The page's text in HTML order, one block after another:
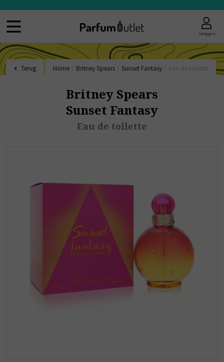
Inloggen
Terug Home Britney Spears Sunset Fantasy
Britney Spears
Sunset Fantasy
Eau de toilette